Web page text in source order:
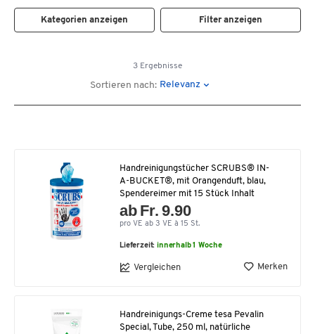
Kategorien anzeigen Filter anzeigen
3 Ergebnisse
Sortieren nach: Relevanz
Handreinigungstücher SCRUBS® IN-
A-BUCKET®, mit Orangenduft, blau,
Spendereimer mit 15 Stück Inhalt
ab Fr. 9.90
pro VE ab 3 VE à 15 St.
Lieferzeit:innerhalb 1 Woche
Vergleichen Merken
Handreinigungs-Creme tesa Pevalin
Special, Tube, 250 ml, natürliche